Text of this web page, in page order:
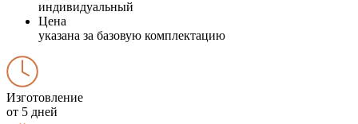
индивидуальный
Цена
указана за базовую комплектацию
Изготовление
от 5 дней